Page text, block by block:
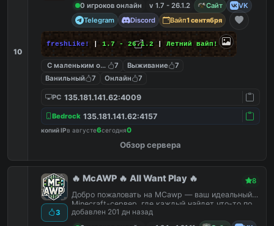
10
0 игроков онлайн
v 1.7 - 26.1.2 Сайт
VK
Telegram
Discord Вайп1 сентября
freshLike! 1.7 - 26.1.2 | Летний вайп!
С маленьким онлайном
7 Выживание
7
Ванильный
7 Онлайн 7
PC 135.181.141.62:4009
Bedrock 135.181.141.62:4157
копий IPв августе6сегодня0
Обзор сервера
3
🔥 McAWP 🔥 All Want Play 🔥 8
Добро пожаловать на MCawp — ваш идеальный
Minecraft-сервер, где каждый найдет что-то по
душе!
добавлен 201 дн назад